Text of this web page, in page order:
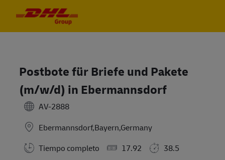
Postbote für Briefe und Pakete
(m/w/d) in Ebermannsdorf
AV-2888
Ebermannsdorf,Bayern,Germany
Tiempo completo
17.92
38.5